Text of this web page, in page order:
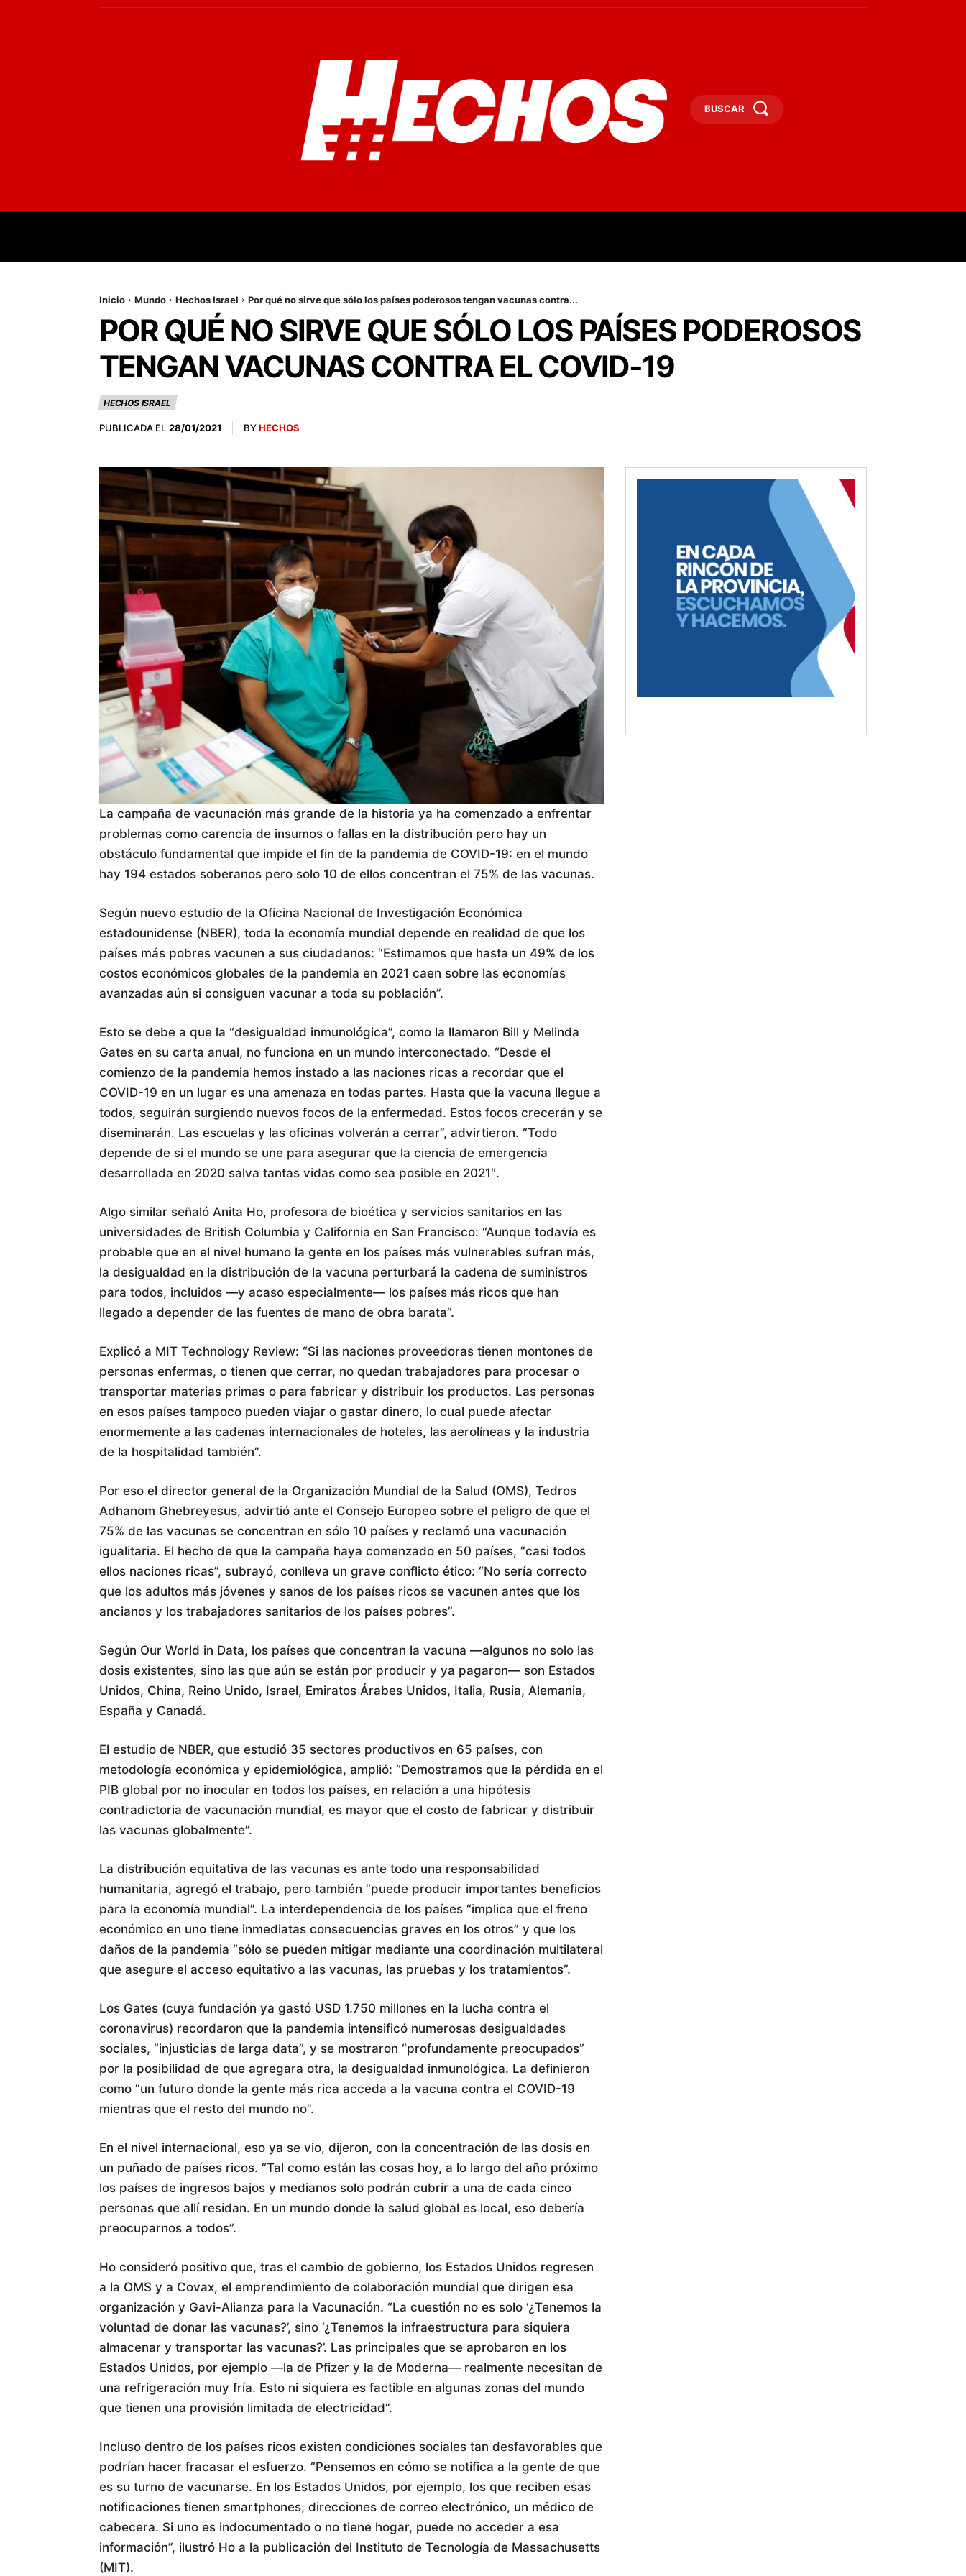
BUSCAR
Inicio Mundo Hechos Israel Por qué no sirve que sólo los países poderosos tengan vacunas contra...
POR QUÉ NO SIRVE QUE SÓLO LOS PAÍSES PODEROSOS
TENGAN VACUNAS CONTRA EL COVID-19
HECHOS ISRAEL
PUBLICADA EL 28/01/2021 BYHECHOS
La campaña de vacunación más grande de la historia ya ha comenzado a enfrentar
problemas como carencia de insumos o fallas en la distribución pero hay un
obstáculo fundamental que impide el fin de la pandemia de COVID-19: en el mundo
hay 194 estados soberanos pero solo 10 de ellos concentran el 75% de las vacunas.
Según nuevo estudio de la Oficina Nacional de Investigación Económica
estadounidense (NBER), toda la economía mundial depende en realidad de que los
países más pobres vacunen a sus ciudadanos: “Estimamos que hasta un 49% de los
costos económicos globales de la pandemia en 2021 caen sobre las economías
avanzadas aún si consiguen vacunar a toda su población”.
Esto se debe a que la “desigualdad inmunológica”, como la llamaron Bill y Melinda
Gates en su carta anual, no funciona en un mundo interconectado. “Desde el
comienzo de la pandemia hemos instado a las naciones ricas a recordar que el
COVID-19 en un lugar es una amenaza en todas partes. Hasta que la vacuna llegue a
todos, seguirán surgiendo nuevos focos de la enfermedad. Estos focos crecerán y se
diseminarán. Las escuelas y las oficinas volverán a cerrar”, advirtieron. “Todo
depende de si el mundo se une para asegurar que la ciencia de emergencia
desarrollada en 2020 salva tantas vidas como sea posible en 2021″.
Algo similar señaló Anita Ho, profesora de bioética y servicios sanitarios en las
universidades de British Columbia y California en San Francisco: “Aunque todavía es
probable que en el nivel humano la gente en los países más vulnerables sufran más,
la desigualdad en la distribución de la vacuna perturbará la cadena de suministros
para todos, incluidos —y acaso especialmente— los países más ricos que han
llegado a depender de las fuentes de mano de obra barata”.
Explicó a MIT Technology Review: “Si las naciones proveedoras tienen montones de
personas enfermas, o tienen que cerrar, no quedan trabajadores para procesar o
transportar materias primas o para fabricar y distribuir los productos. Las personas
en esos países tampoco pueden viajar o gastar dinero, lo cual puede afectar
enormemente a las cadenas internacionales de hoteles, las aerolíneas y la industria
de la hospitalidad también”.
Por eso el director general de la Organización Mundial de la Salud (OMS), Tedros
Adhanom Ghebreyesus, advirtió ante el Consejo Europeo sobre el peligro de que el
75% de las vacunas se concentran en sólo 10 países y reclamó una vacunación
igualitaria. El hecho de que la campaña haya comenzado en 50 países, “casi todos
ellos naciones ricas”, subrayó, conlleva un grave conflicto ético: “No sería correcto
que los adultos más jóvenes y sanos de los países ricos se vacunen antes que los
ancianos y los trabajadores sanitarios de los países pobres”.
Según Our World in Data, los países que concentran la vacuna —algunos no solo las
dosis existentes, sino las que aún se están por producir y ya pagaron— son Estados
Unidos, China, Reino Unido, Israel, Emiratos Árabes Unidos, Italia, Rusia, Alemania,
España y Canadá.
El estudio de NBER, que estudió 35 sectores productivos en 65 países, con
metodología económica y epidemiológica, amplió: “Demostramos que la pérdida en el
PIB global por no inocular en todos los países, en relación a una hipótesis
contradictoria de vacunación mundial, es mayor que el costo de fabricar y distribuir
las vacunas globalmente”.
La distribución equitativa de las vacunas es ante todo una responsabilidad
humanitaria, agregó el trabajo, pero también “puede producir importantes beneficios
para la economía mundial”. La interdependencia de los países “implica que el freno
económico en uno tiene inmediatas consecuencias graves en los otros” y que los
daños de la pandemia “sólo se pueden mitigar mediante una coordinación multilateral
que asegure el acceso equitativo a las vacunas, las pruebas y los tratamientos”.
Los Gates (cuya fundación ya gastó USD 1.750 millones en la lucha contra el
coronavirus) recordaron que la pandemia intensificó numerosas desigualdades
sociales, “injusticias de larga data”, y se mostraron “profundamente preocupados”
por la posibilidad de que agregara otra, la desigualdad inmunológica. La definieron
como “un futuro donde la gente más rica acceda a la vacuna contra el COVID-19
mientras que el resto del mundo no”.
En el nivel internacional, eso ya se vio, dijeron, con la concentración de las dosis en
un puñado de países ricos. “Tal como están las cosas hoy, a lo largo del año próximo
los países de ingresos bajos y medianos solo podrán cubrir a una de cada cinco
personas que allí residan. En un mundo donde la salud global es local, eso debería
preocuparnos a todos”.
Ho consideró positivo que, tras el cambio de gobierno, los Estados Unidos regresen
a la OMS y a Covax, el emprendimiento de colaboración mundial que dirigen esa
organización y Gavi-Alianza para la Vacunación. “La cuestión no es solo ‘¿Tenemos la
voluntad de donar las vacunas?’, sino ‘¿Tenemos la infraestructura para siquiera
almacenar y transportar las vacunas?’. Las principales que se aprobaron en los
Estados Unidos, por ejemplo —la de Pfizer y la de Moderna— realmente necesitan de
una refrigeración muy fría. Esto ni siquiera es factible en algunas zonas del mundo
que tienen una provisión limitada de electricidad”.
Incluso dentro de los países ricos existen condiciones sociales tan desfavorables que
podrían hacer fracasar el esfuerzo. “Pensemos en cómo se notifica a la gente de que
es su turno de vacunarse. En los Estados Unidos, por ejemplo, los que reciben esas
notificaciones tienen smartphones, direcciones de correo electrónico, un médico de
cabecera. Si uno es indocumentado o no tiene hogar, puede no acceder a esa
información”, ilustró Ho a la publicación del Instituto de Tecnología de Massachusetts
(MIT).